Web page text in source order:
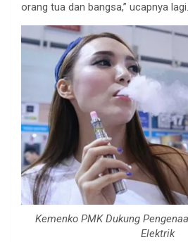
orang tua dan bangsa,” ucapnya lagi.
Kemenko PMK Dukung
Elektrik